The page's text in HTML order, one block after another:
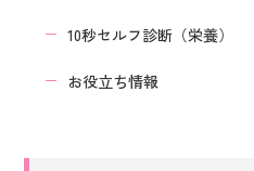
10秒セルフ診断（栄養）
お役立ち情報